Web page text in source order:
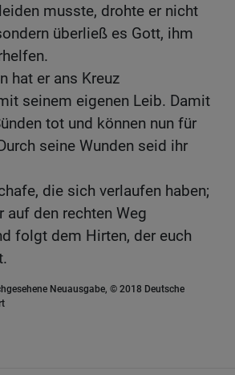
musste, drohte er nicht
überließ es Gott, ihm
hat er ans Kreuz
seinem eigenen Leib. Damit
tot und können nun für
seine Wunden seid ihr
die sich verlaufen haben;
auf den rechten Weg
folgt dem Hirten, der euch
Neuausgabe, © 2018 Deutsche